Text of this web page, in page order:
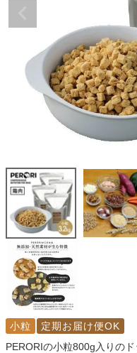
小粒
定期お届け便OK
PERORIの小粒800g入りの